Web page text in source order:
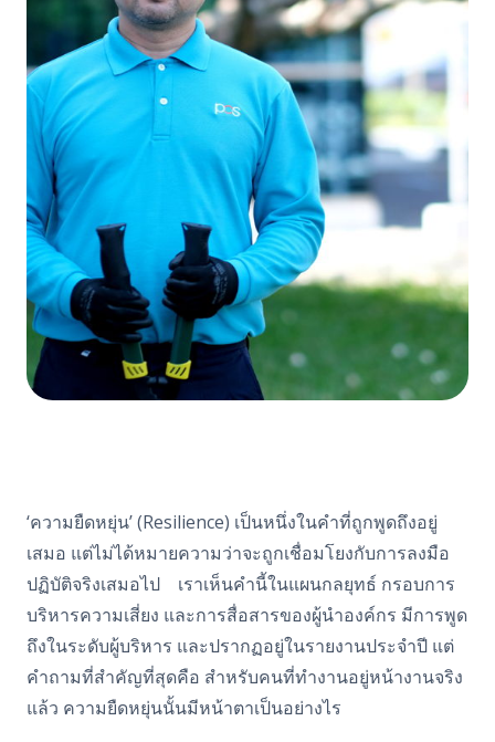
‘ความยืดหยุ่น’ (Resilience) เป็นหนึ่งในคำที่ถูกพูดถึงอยู่
เสมอ แต่ไม่ได้หมายความว่าจะถูกเชื่อมโยงกับการลงมือ
ปฏิบัติจริงเสมอไป
เราเห็นคำนี้ในแผนกลยุทธ์ กรอบการ
บริหารความเสี่ยง และการสื่อสารของผู้นำองค์กร มีการพูด
ถึงในระดับผู้บริหาร และปรากฏอยู่ในรายงานประจำปี แต่
คำถามที่สำคัญที่สุดคือ สำหรับคนที่ทำงานอยู่หน้างานจริง
แล้ว ความยืดหยุ่นนั้นมีหน้าตาเป็นอย่างไร